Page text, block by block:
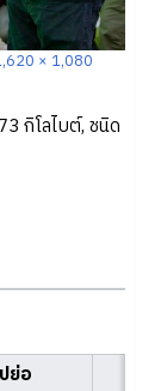
× 1,080
กิโลไบต์, ชนิด
ย่อ